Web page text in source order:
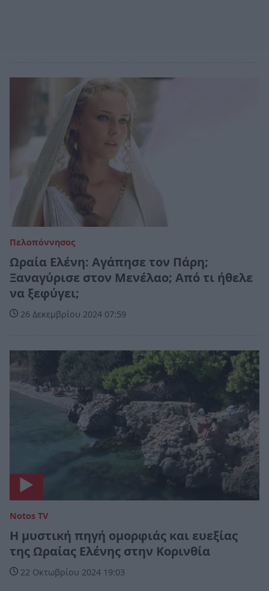
Πελοπόννησος
Ωραία Ελένη: Αγάπησε τον Πάρη;
Ξαναγύρισε στον Μενέλαο; Από τι ήθελε
να ξεφύγει;
26 Δεκεμβρίου 2024 07:59
Notos TV
Η μυστική πηγή ομορφιάς και ευεξίας
της Ωραίας Ελένης στην Κορινθία
22 Οκτωβρίου 2024 19:03